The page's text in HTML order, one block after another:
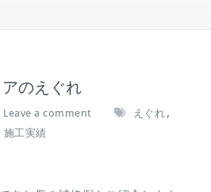
のえぐれ
Leave a comment えぐれ ,
施工実績